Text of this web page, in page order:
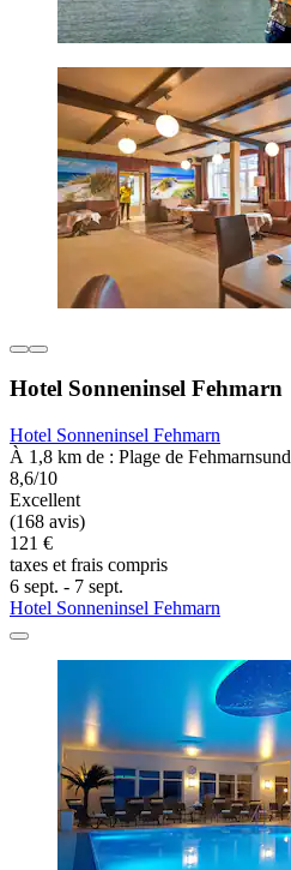
Hotel Sonneninsel Fehmarn
Hotel Sonneninsel Fehmarn
À 1,8 km de : Plage de Fehmarnsund
8,6/10
Excellent
(168 avis)
121 €
taxes et frais compris
6 sept. - 7 sept.
Hotel Sonneninsel Fehmarn